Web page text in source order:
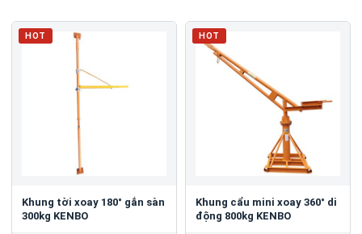
HOT
Khung tời xoay 180° gắn sàn
300kg KENBO
HOT
Khung cẩu mini xoay 360° di
động 800kg KENBO